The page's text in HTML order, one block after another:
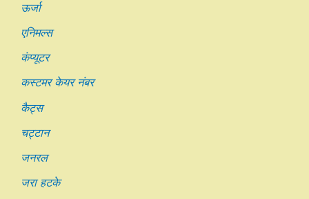
ऊर्जा
एनिमल्स
कंप्यूटर
कस्टमर केयर नंबर
कैट्स
चट्टान
जनरल
जरा हटके